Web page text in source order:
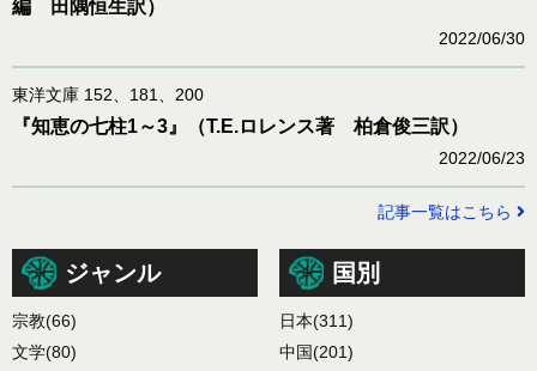
編 田隅恒生訳）
2022/06/30
東洋文庫 152、181、200
『知恵の七柱1～3』（T.E.ロレンス著 柏倉俊三訳）
2022/06/23
記事一覧はこちら
ジャンル
宗教(66)
文学(80)
国別
日本(311)
中国(201)